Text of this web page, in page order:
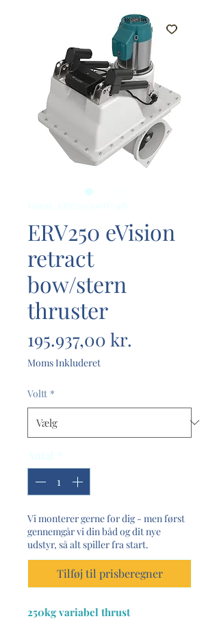
Varenr.: ERV250/300TC-48V
ERV250 eVision
retract
bow/stern
thruster
195.937,00 kr.
Moms Inkluderet
Voltt *
Antal *
Vi monterer gerne for dig - men først
gennemgår vi din båd og dit nye
udstyr, så alt spiller fra start.
Tilføj til prisberegner
250kg variabel thrust